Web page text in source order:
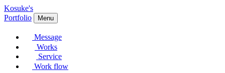
Kosuke's
Portfolio
Menu
Message
Works
Service
Work flow